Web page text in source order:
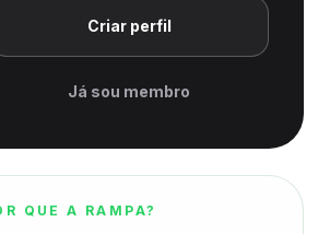
Criar perfil
Já sou membro
QUE A RAMPA?